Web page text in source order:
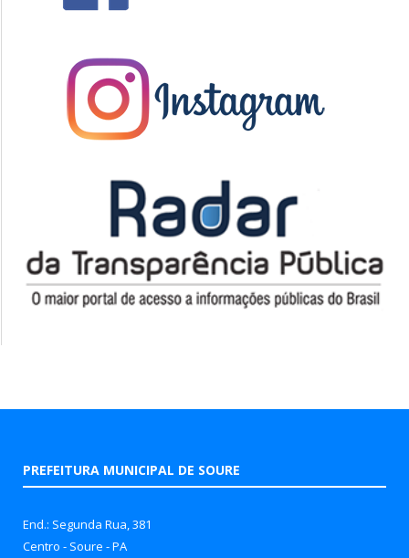
PREFEITURA MUNICIPAL DE SOURE
End.: Segunda Rua, 381
Centro - Soure - PA